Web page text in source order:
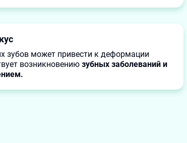
зубов может привести к деформации
возникновениюзубных заболеваний и